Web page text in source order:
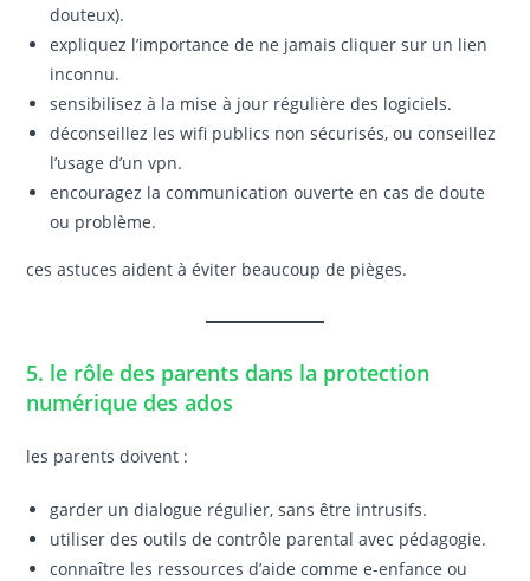
douteux).
expliquez l’importance de ne jamais cliquer sur un lien
inconnu.
sensibilisez à la mise à jour régulière des logiciels.
déconseillez les wifi publics non sécurisés, ou conseillez
l’usage d’un vpn.
encouragez la communication ouverte en cas de doute
ou problème.
ces astuces aident à éviter beaucoup de pièges.
5. le rôle des parents dans la protection
numérique des ados
les parents doivent :
garder un dialogue régulier, sans être intrusifs.
utiliser des outils de contrôle parental avec pédagogie.
connaître les ressources d’aide comme e-enfance ou